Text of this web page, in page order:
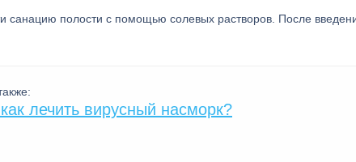
санацию полости с помощью солевых растворов. После
лечить вирусный насморк?